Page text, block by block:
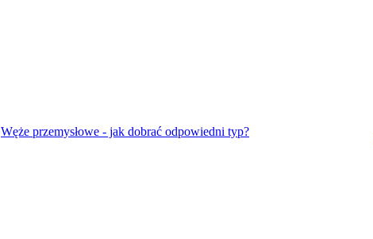
Węże przemysłowe - jak dobrać odpowiedni typ?